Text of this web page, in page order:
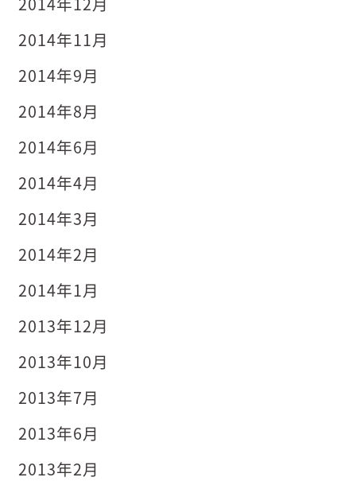
2014年11月
2014年9月
2014年8月
2014年6月
2014年4月
2014年3月
2014年2月
2014年1月
2013年12月
2013年10月
2013年7月
2013年6月
2013年2月